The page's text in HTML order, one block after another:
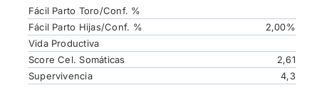
Fácil Parto Toro/Conf. %
Fácil Parto Hijas/Conf. %
2,00%
Vida Productiva
Score Cel. Somáticas
2,61
Supervivencia
4,3